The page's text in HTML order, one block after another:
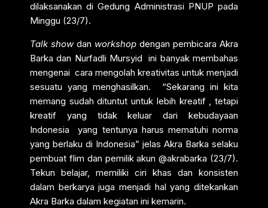
dilaksanakan di Gedung Administrasi PNUP pada
Minggu (23/7).
Talk showdan workshop dengan pembicara Akra
Barka dan Nurfadli Mursyid ini banyak membahas
mengenai cara mengolah kreativitas untuk menjadi
sesuatu yang menghasilkan. “Sekarang ini kita
memang sudah dituntut untuk lebih kreatif , tetapi
kreatif yang tidak keluar dari kebudayaan
Indonesia yang tentunya harus mematuhi norma
yang berlaku di Indonesia” jelas Akra Barka selaku
pembuat flim dan pemilik akun @akrabarka (23/7).
Tekun belajar, memiliki ciri khas dan konsisten
dalam berkarya juga menjadi hal yang ditekankan
Akra Barka dalam kegiatan ini kemarin.